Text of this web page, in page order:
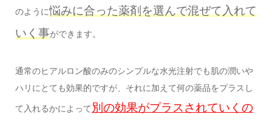
のように悩みに合った薬剤を選んで混ぜて入れて
いく事ができます。
通常のヒアルロン酸のみのシンプルな水光注射でも肌の潤いや
ハリにとても効果的ですが、それに加えて何の薬品をプラスし
て入れるかによって 別の効果がプラスされていくの